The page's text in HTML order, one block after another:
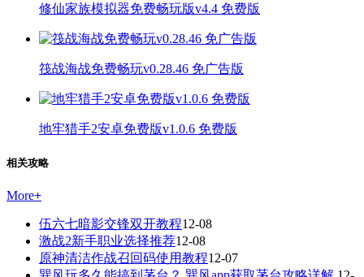
修仙家族模拟器免费畅玩版v4.4 免费版
筏战海战免费畅玩v0.28.46 免广告版
地牢猎手2安卓免费版v1.0.6 免费版
相关攻略
More+
伍六七暗影交锋双开教程12-08
激战2新手职业选择推荐12-08
原神清洁作战召回码使用教程12-07